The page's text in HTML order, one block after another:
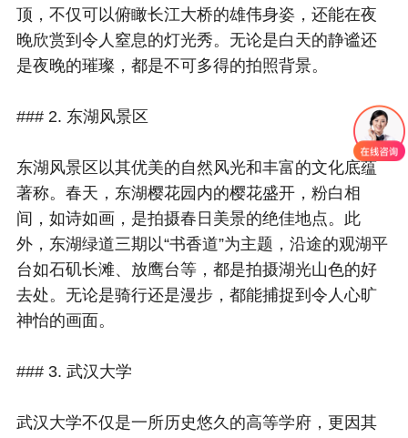
顶，不仅可以俯瞰长江大桥的雄伟身姿，还能在夜
晚欣赏到令人窒息的灯光秀。无论是白天的静谧还
是夜晚的璀璨，都是不可多得的拍照背景。
### 2. 东湖风景区
东湖风景区以其优美的自然风光和丰富的文化底蕴
著称。春天，东湖樱花园内的樱花盛开，粉白相
间，如诗如画，是拍摄春日美景的绝佳地点。此
外，东湖绿道三期以“书香道”为主题，沿途的观湖平
台如石矶长滩、放鹰台等，都是拍摄湖光山色的好
去处。无论是骑行还是漫步，都能捕捉到令人心旷
神怡的画面。
### 3. 武汉大学
武汉大学不仅是一所历史悠久的高等学府，更因其